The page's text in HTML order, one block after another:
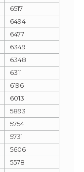
6517
6494
6477
6349
6348
6311
6196
6013
5893
5754
5731
5606
5578